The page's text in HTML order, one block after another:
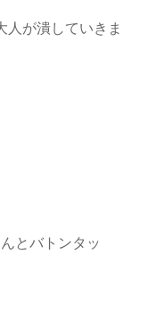
人が潰していきま
とバトンタッ